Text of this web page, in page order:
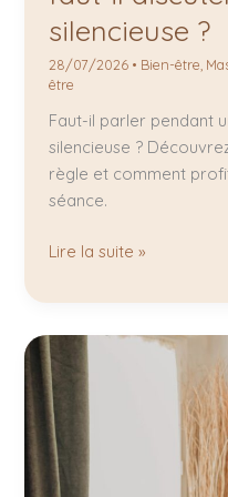
silencieuse ?
28/07/2026 • Bien-être
être
Faut-il parler pendant
silencieuse ?
règle et comment
séance.
Lire la suite »
Meilleur
massage
Mérignac
:
pourquoi
cette